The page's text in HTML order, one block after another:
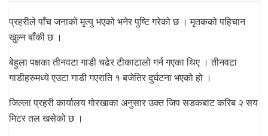
प्रहरीले पाँच जनाको मृत्यु भएको भनेर पुष्टि गरेको छ । मृतकको पहिचान
खुल्न बाँकी छ ।
बेहुला पक्षका तीनवटा गाडी चढेर टीकाटालो गर्न गएका थिए । तीनवटा
गाडीहरुमध्ये एउटा गाडी गएराति १ बजेतिर दुर्घटना भएको हो ।
जिल्ला प्रहरी कार्यालय गोरखाका अनुसार उक्त जिप सडकबाट करिब २ सय
मिटर तल खसेको छ ।